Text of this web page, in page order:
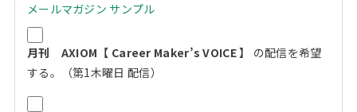
メールマガジン サンプル
月刊 AXIOM【 Career Maker’s VOICE 】
の配信を希望
する。（第1木曜日 配信）